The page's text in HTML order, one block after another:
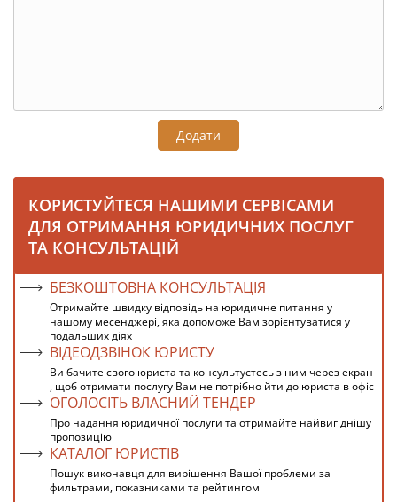
Додати
КОРИСТУЙТЕСЯ НАШИМИ СЕРВІСАМИ
ДЛЯ ОТРИМАННЯ ЮРИДИЧНИХ ПОСЛУГ
ТА КОНСУЛЬТАЦІЙ
БЕЗКОШТОВНА КОНСУЛЬТАЦІЯ
Отримайте швидку відповідь на юридичне питання у
нашому месенджері, яка допоможе Вам зорієнтуватися у
подальших діях
ВІДЕОДЗВІНОК ЮРИСТУ
Ви бачите свого юриста та консультуєтесь з ним через екран
, щоб отримати послугу Вам не потрібно йти до юриста в офіс
ОГОЛОСІТЬ ВЛАСНИЙ ТЕНДЕР
Про надання юридичної послуги та отримайте найвигіднішу
пропозицію
КАТАЛОГ ЮРИСТІВ
Пошук виконавця для вирішення Вашої проблеми за
фильтрами, показниками та рейтингом